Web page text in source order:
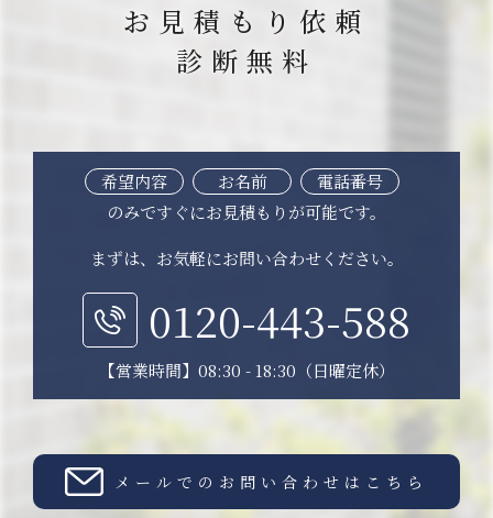
お見積もり依頼
診断無料
希望内容 お名前
電話番号
のみですぐにお見積もりが可能です。
まずは、お気軽にお問い合わせください。
0120-443-588
【営業時間】08:30 - 18:30（日曜定休）
メールでのお問い合わせはこちら